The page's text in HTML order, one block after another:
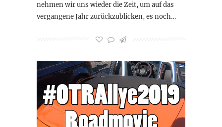
nehmen wir uns wieder die Zeit, um auf das
vergangene Jahr zurückzublicken, es noch…